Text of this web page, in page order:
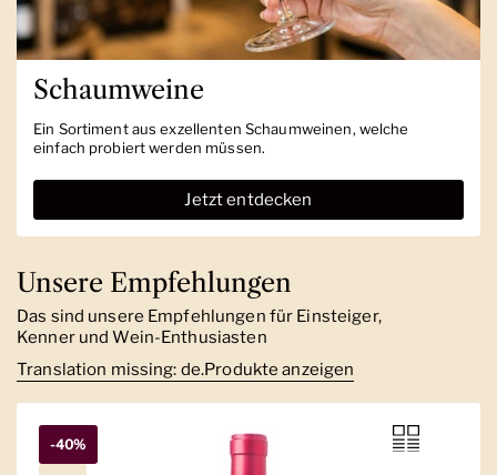
Schaumweine
Ein Sortiment aus exzellenten Schaumweinen, welche
einfach probiert werden müssen.
Jetzt entdecken
Unsere Empfehlungen
Das sind unsere Empfehlungen für Einsteiger,
Kenner und Wein-Enthusiasten
Translation missing: de.Produkte anzeigen
-40%